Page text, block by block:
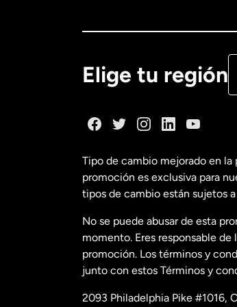
Elige tu región
Tipo de cambio mejorado en la
promoción es exclusiva para
tipos de cambio están sujetos
No se puede abusar de esta
momento. Eres responsable
promoción. Los términos y
junto con estos Términos y
2093 Philadelphia Pike #1016,